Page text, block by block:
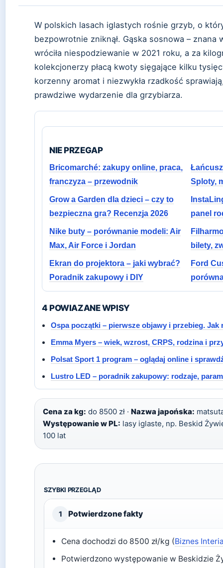
W polskich lasach iglastych rośnie grzyb, o
bezpowrotnie zniknął. Gąska sosnowa – znana
wróciła niespodziewanie w 2021 roku, a za
kolekcjonerzy płacą kwoty sięgające kilku
korzenny aromat i niezwykła rzadkość
prawdziwe wydarzenie dla grzybiarza.
NIE PRZEGAP
Bricomarché: zakupy online, praca,
franczyza – przewodnik
Sploty,
Grow a Garden dla dzieci – czy to
bezpieczna gra? Recenzja 2026
panel
Nike buty – porównanie modeli: Air
Max, Air Force i Jordan
bilety,
Ekran do projektora – jaki wybrać?
Poradnik zakupowy i DIY
Ford
4 POWIAZANE WPISY
Ospa początki – pierwsze objawy i przebieg. Jak
Emma Myers – wiek, wzrost, CRPS, rodzina i
Polsat Sport 1 program – oglądaj online i
Lustro LED – poradnik zakupowy: rodzaje,
Cena za kg: do 8500 zł · Nazwa japońska:
Występowanie w PL: lasy iglaste, np. Beskid
100 lat
SZYBKI PRZEGLĄD
1 Potwierdzone fakty
Cena dochodzi do 8500 zł/kg (Biznes
Potwierdzono występowanie w Beskidzie